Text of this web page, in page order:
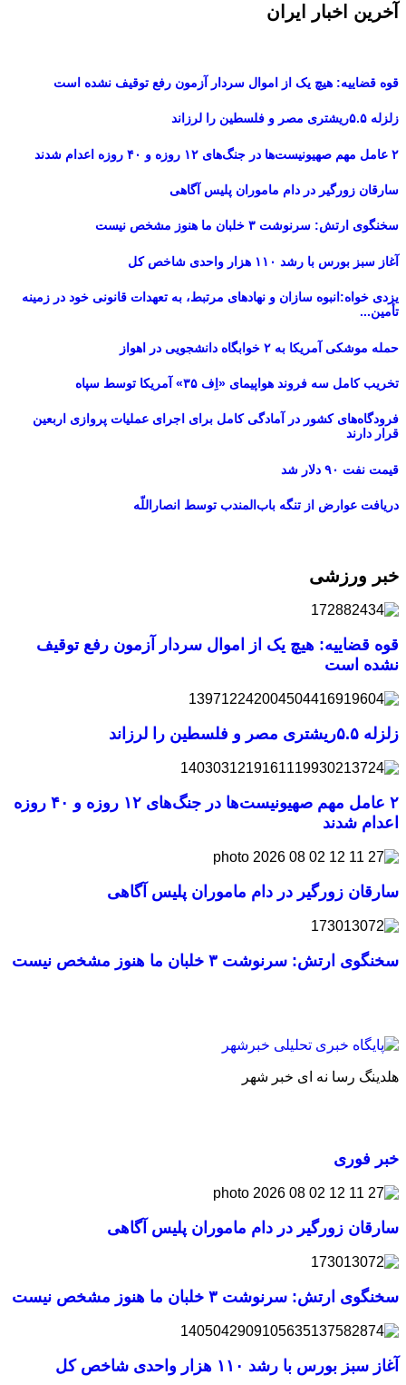
آخرین اخبار ایران
قوه قضاییه: هیچ یک از اموال سردار آزمون رفع توقیف نشده است
زلزله ۵.۵ریشتری مصر و فلسطین را لرزاند
۲ عامل مهم صهیونیست‌ها در جنگ‌های ۱۲ روزه و ۴۰ روزه اعدام شدند
سارقان زورگیر در دام ماموران پلیس آگاهی
سخنگوی ارتش: سرنوشت ۳ خلبان ما هنوز مشخص نیست
آغاز سبز بورس با رشد ۱۱۰ هزار واحدی شاخص کل
یزدی خواه:انبوه سازان و نهادهای مرتبط، به تعهدات قانونی خود در زمینه
تأمین...
حمله موشکی آمریکا به ۲ خوابگاه دانشجویی در اهواز
تخریب کامل سه فروند هواپیمای «اِف ۳۵» آمریکا توسط سپاه
فرودگاه‌های کشور در آمادگی کامل برای اجرای عملیات پروازی اربعین
قرار دارند
قیمت نفت ۹۰ دلار شد
دریافت عوارض از تنگه باب‌المندب توسط انصاراللّه
خبر ورزشی
قوه قضاییه: هیچ یک از اموال سردار آزمون رفع توقیف
نشده است
زلزله ۵.۵ریشتری مصر و فلسطین را لرزاند
۲ عامل مهم صهیونیست‌ها در جنگ‌های ۱۲ روزه و ۴۰ روزه
اعدام شدند
سارقان زورگیر در دام ماموران پلیس آگاهی
سخنگوی ارتش: سرنوشت ۳ خلبان ما هنوز مشخص نیست
هلدینگ رسا نه ای خبر شهر
خبر فوری
سارقان زورگیر در دام ماموران پلیس آگاهی
سخنگوی ارتش: سرنوشت ۳ خلبان ما هنوز مشخص نیست
آغاز سبز بورس با رشد ۱۱۰ هزار واحدی شاخص کل